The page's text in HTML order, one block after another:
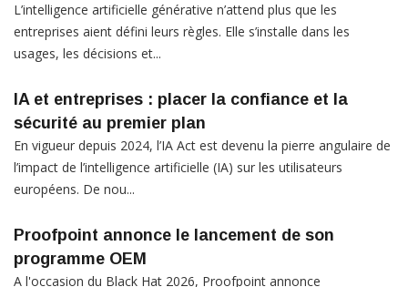
L’intelligence artificielle générative n’attend plus que les
entreprises aient défini leurs règles. Elle s’installe dans les
usages, les décisions et...
IA et entreprises : placer la confiance et la
sécurité au premier plan
En vigueur depuis 2024, l’IA Act est devenu la pierre angulaire de
l’impact de l’intelligence artificielle (IA) sur les utilisateurs
européens. De nou...
Proofpoint annonce le lancement de son
programme OEM
A l'occasion du Black Hat 2026, Proofpoint annonce